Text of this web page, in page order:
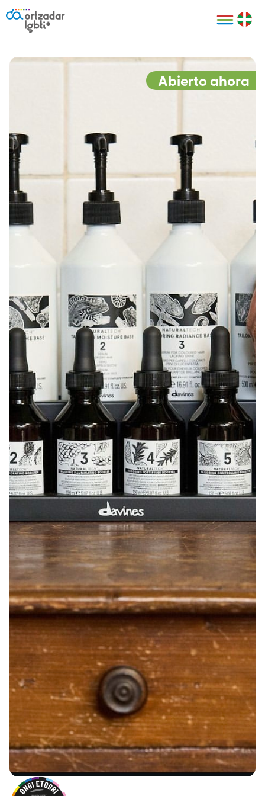
Personas
Bilbao Bizkaia
II Conferencia
LGTBI+ Atlántica
Sariak
Visitas guiadas
LGTBI+
Te ayudamos
Certificado
empresarial
Registro
Formación
Formación
HARROkids
Accede a tu
cuenta
Prensa
Abierto ahora